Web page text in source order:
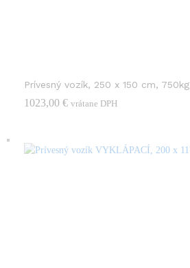
Prívesný vozík, 250 x 150 cm, 750kg
1023,00 € vrátane DPH